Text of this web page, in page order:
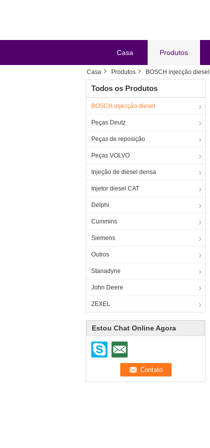
Casa Produtos
Casa Produtos BOSCH injecção diesel
Todos os Produtos
BOSCH injecção diesel
Peças Deutz
Peças de reposição
Peças VOLVO
Injeção de diesel densa
Injetor diesel CAT
Delphi
Cummins
Siemens
Outros
Stanadyne
John Deere
ZEXEL
Estou Chat Online Agora